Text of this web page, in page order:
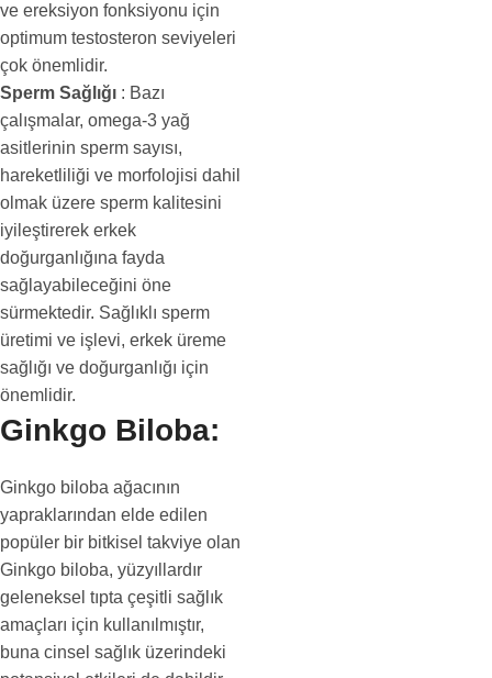
ve ereksiyon fonksiyonu için
optimum testosteron seviyeleri
çok önemlidir.
Sperm Sağlığı : Bazı
çalışmalar, omega-3 yağ
asitlerinin sperm sayısı,
hareketliliği ve morfolojisi dahil
olmak üzere sperm kalitesini
iyileştirerek erkek
doğurganlığına fayda
sağlayabileceğini öne
sürmektedir. Sağlıklı sperm
üretimi ve işlevi, erkek üreme
sağlığı ve doğurganlığı için
önemlidir.
Ginkgo Biloba:
Ginkgo biloba ağacının
yapraklarından elde edilen
popüler bir bitkisel takviye olan
Ginkgo biloba, yüzyıllardır
geleneksel tıpta çeşitli sağlık
amaçları için kullanılmıştır,
buna cinsel sağlık üzerindeki